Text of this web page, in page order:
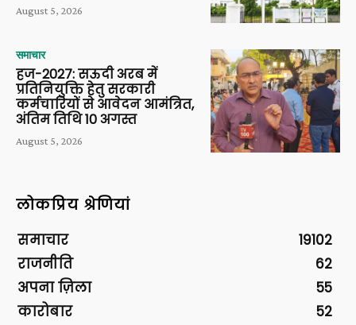
August 5, 2026
समाचार
हज-2027: सऊदी अरब में
प्रतिनियुक्ति हेतु सरकारी
कर्मचारियों से आवेदन आमंत्रित,
अंतिम तिथि 10 अगस्त
August 5, 2026
लोकप्रिय श्रेणियां
समाचार
19102
राजनीति
62
अपना ज़िला
55
कारोबार
52